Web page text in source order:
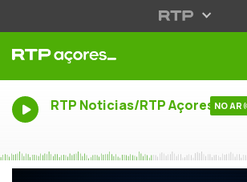
RTP Noticias/RTP Açores NO AR